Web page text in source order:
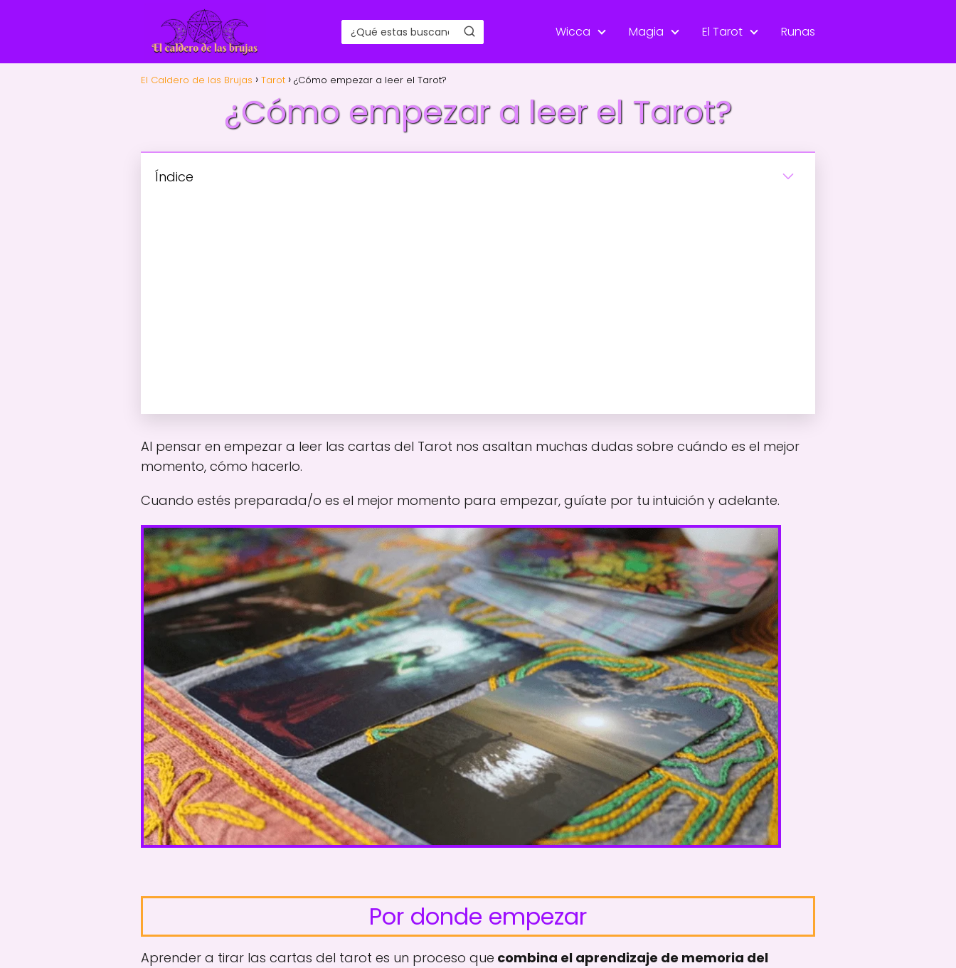
Wicca Magia El Tarot Runas
El Caldero de las Brujas Tarot ¿Cómo empezar a leer el Tarot?
¿Cómo empezar a leer el Tarot?
Índice
Al pensar en empezar a leer las cartas del Tarot nos asaltan muchas dudas sobre cuándo es el mejor
momento, cómo hacerlo.
Cuando estés preparada/o es el mejor momento para empezar, guíate por tu intuición y adelante.
Por donde empezar
Aprender a tirar las cartas del tarot es un proceso que combina el aprendizaje de memoria del